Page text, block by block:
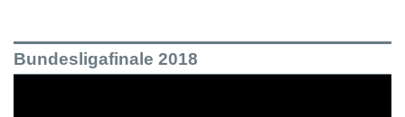
Bundesligafinale 2018